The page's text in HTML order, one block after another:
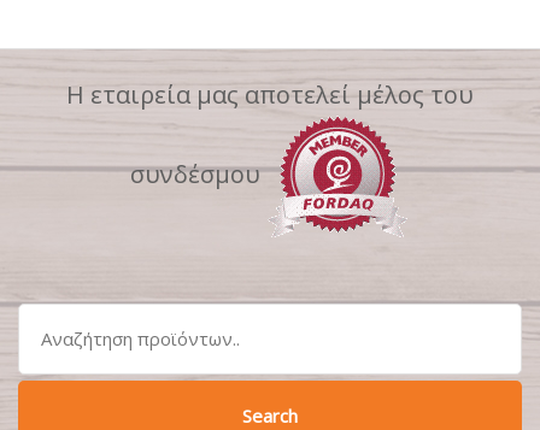
Η εταιρεία μας αποτελεί μέλος του
συνδέσμου
Search
for:
Search